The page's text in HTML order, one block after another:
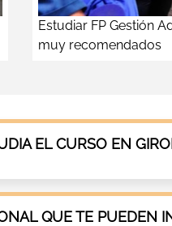
Estudiar FP Gestión
muy recomendados
EL CURSO EN
QUE TE PUEDEN